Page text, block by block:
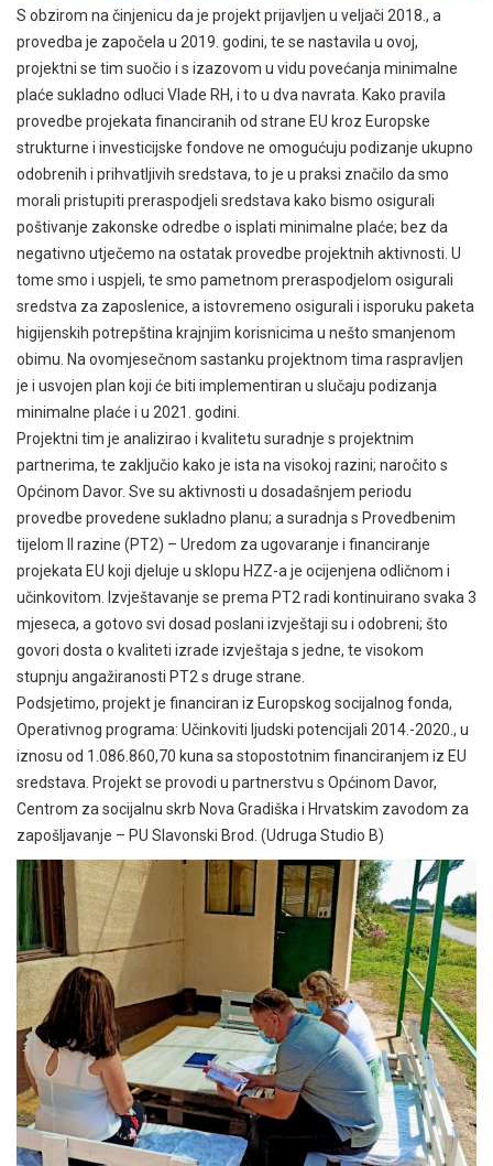
S obzirom na činjenicu da je projekt prijavljen u veljači 2018., a
provedba je započela u 2019. godini, te se nastavila u ovoj,
projektni se tim suočio i s izazovom u vidu povećanja minimalne
plaće sukladno odluci Vlade RH, i to u dva navrata. Kako pravila
provedbe projekata financiranih od strane EU kroz Europske
strukturne i investicijske fondove ne omogućuju podizanje ukupno
odobrenih i prihvatljivih sredstava, to je u praksi značilo da smo
morali pristupiti preraspodjeli sredstava kako bismo osigurali
poštivanje zakonske odredbe o isplati minimalne plaće; bez da
negativno utječemo na ostatak provedbe projektnih aktivnosti. U
tome smo i uspjeli, te smo pametnom preraspodjelom osigurali
sredstva za zaposlenice, a istovremeno osigurali i isporuku paketa
higijenskih potrepština krajnjim korisnicima u nešto smanjenom
obimu. Na ovomjesečnom sastanku projektnom tima raspravljen
je i usvojen plan koji će biti implementiran u slučaju podizanja
minimalne plaće i u 2021. godini.
Projektni tim je analizirao i kvalitetu suradnje s projektnim
partnerima, te zaključio kako je ista na visokoj razini; naročito s
Općinom Davor. Sve su aktivnosti u dosadašnjem periodu
provedbe provedene sukladno planu; a suradnja s Provedbenim
tijelom II razine (PT2) – Uredom za ugovaranje i financiranje
projekata EU koji djeluje u sklopu HZZ-a je ocijenjena odličnom i
učinkovitom. Izvještavanje se prema PT2 radi kontinuirano svaka 3
mjeseca, a gotovo svi dosad poslani izvještaji su i odobreni; što
govori dosta o kvaliteti izrade izvještaja s jedne, te visokom
stupnju angažiranosti PT2 s druge strane.
Podsjetimo, projekt je financiran iz Europskog socijalnog fonda,
Operativnog programa: Učinkoviti ljudski potencijali 2014.-2020., u
iznosu od 1.086.860,70 kuna sa stopostotnim financiranjem iz EU
sredstava. Projekt se provodi u partnerstvu s Općinom Davor,
Centrom za socijalnu skrb Nova Gradiška i Hrvatskim zavodom za
zapošljavanje – PU Slavonski Brod. (Udruga Studio B)